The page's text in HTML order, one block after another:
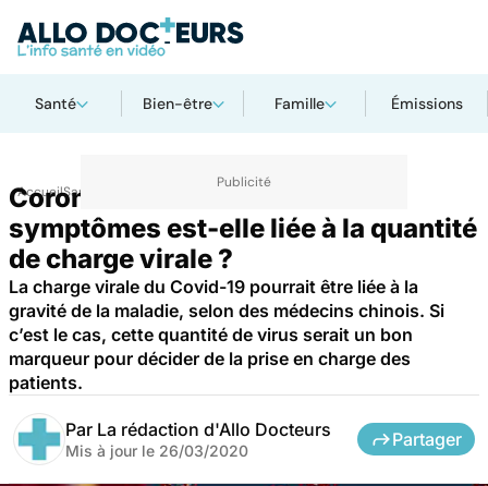
Santé Bien-être Famille Émissions
AccueilSanté
Coronavirus : la sévérité des
symptômes est-elle liée à la quantité
de charge virale ?
La charge virale du Covid-19 pourrait être liée à la
gravité de la maladie, selon des médecins chinois. Si
c’est le cas, cette quantité de virus serait un bon
marqueur pour décider de la prise en charge des
patients.
Par La rédaction d'Allo Docteurs
Mis à jour le 26/03/2020
Partager